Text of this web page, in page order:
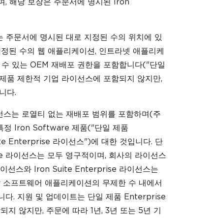
문서에 명시된 대로 지정된 수의 위치에 있
된 수의 웹 애플리케이션, 인트라넷 애플리케
있는 OEM 재배포 권한을 포함합니다("단일
품 제한적 기업 라이선스에 포함되지 않지만,
다.
는 로열티 없는 재배포 범위를 포함하며(주
정 Iron Software 제품("단일 제품
라이선스")에 대한 것입니다. 단
선스는 모두 영구적이며, 회사의 라이선스
선스와 Iron Suite Enterprise 라이선스는
프트웨어 애플리케이션의 무제한 수 내에서
. 지원 및 업데이트는 단일 제품 Enterprise
않지만, 주문에 따라 1년, 3년 또는 5년 기